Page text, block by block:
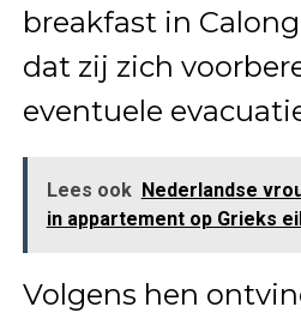
breakfast in
dat zij zich
eventuele
Lees ook Nederlandse
in appartement op Grieks
Volgens hen